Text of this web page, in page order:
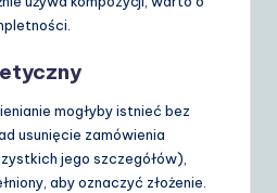
nie mogłyby istnieć bez
usunięcie zamówienia
jego szczegółów),
aby oznaczyć złożenie.